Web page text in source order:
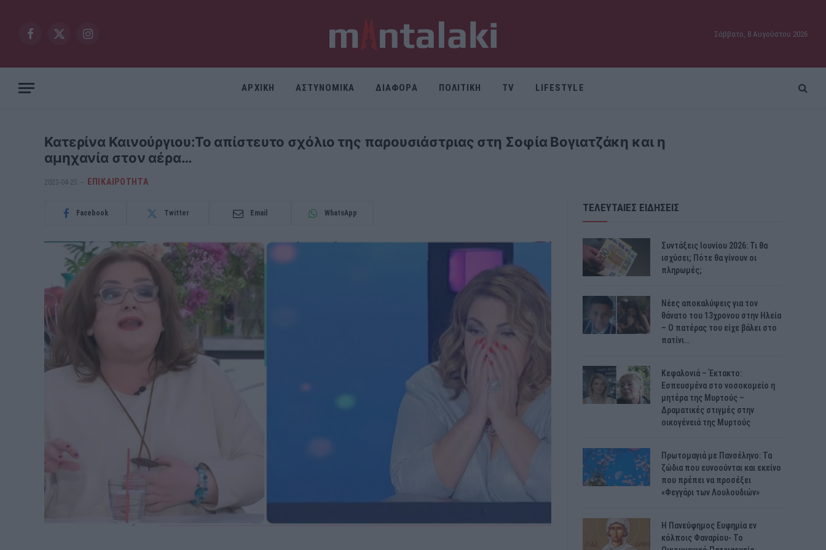
Facebook
X
Instagram
Σάββατο, 8 Αυγούστου 2026
ΑΡΧΙΚΗ ΑΣΤΥΝΟΜΙΚΑ ΔΙΑΦΟΡΑ ΠΟΛΙΤΙΚΗ TV LIFESTYLE
Κατερίνα Καινούργιου:Το απίστευτο σχόλιο της παρουσιάστριας στη Σοφία Βογιατζάκη και η
αμηχανία στον αέρα…
2023-04-25 ΕΠΙΚΑΙΡΟΤΗΤΑ
Facebook Twitter Email WhatsApp ΤΕΛΕΥΤΑΙΕΣ ΕΙΔΗΣΕΙΣ
Συντάξεις Ιουνίου 2026: Τι θα
ισχύσει; Πότε θα γίνουν οι
πληρωμές;
Νέες αποκαλύψεις για τον
θάνατο του 13χρονου στην Ηλεία
– Ο πατέρας του είχε βάλει στο
πατίνι…
Κεφαλονιά – Έκτακτο:
Εσπευσμένα στο νοσοκομείο η
μητέρα της Μυρτούς –
Δραματικές στιγμές στην
οικογένειά της Μυρτούς
Πρωτομαγιά με Πανσέληνο: Τα
ζώδια που ευνοούνται και εκείνο
που πρέπει να προσέξει
«Φεγγάρι των Λουλουδιών»
H Πανεύφημος Ευφημία εν
κόλποις Φαναρίου- Το